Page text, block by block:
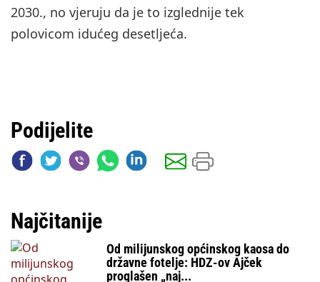
2030., no vjeruju da je to izglednije tek
polovicom idućeg desetljeća.
Podijelite
Najčitanije
Od milijunskog općinskog kaosa do
državne fotelje: HDZ-ov Ajček
proglašen „naj...